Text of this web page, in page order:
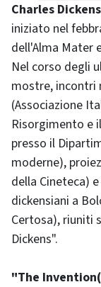
Charles
iniziato nel
dell'Alma Mater
Nel corso degli
mostre, incontri
(Associazione
Risorgimento e
presso il
moderne),
della Cineteca)
dickensiani a
Certosa), riuniti
Dickens".
"The